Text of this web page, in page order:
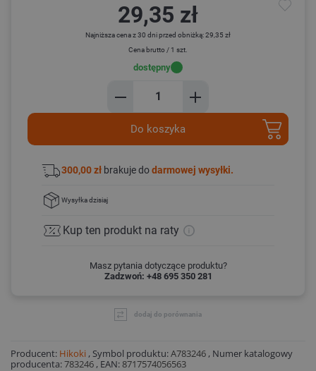
29,35 zł
Najniższa cena z 30 dni przed obniżką: 29,35 zł
Cena brutto / 1 szt.
dostępny
Do koszyka
300,00 zł brakuje dodarmowej wysyłki.
Wysyłkadzisiaj
Kup ten produkt na raty
Masz pytania dotyczące produktu?
Zadzwoń: +48 695 350 281
dodaj do porównania
Producent: Hikoki , Symbol produktu:A783246 , Numer katalogowy
producenta:783246 , EAN:8717574056563